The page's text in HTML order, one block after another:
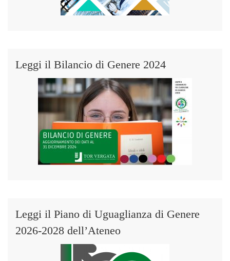
Leggi il Bilancio di Genere 2024
Leggi il Piano di Uguaglianza di Genere
2026-2028 dell’Ateneo